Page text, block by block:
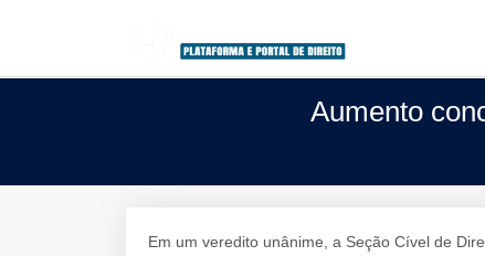
Aumento
Em um veredito unânime, a Seção Cível de